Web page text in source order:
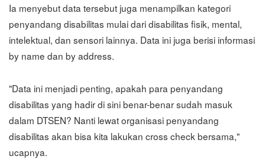
Ia menyebut data tersebut juga menampilkan kategori
penyandang disabilitas mulai dari disabilitas fisik, mental,
intelektual, dan sensori lainnya. Data ini juga berisi informasi
by name dan by address.
"Data ini menjadi penting, apakah para penyandang
disabilitas yang hadir di sini benar-benar sudah masuk
dalam DTSEN? Nanti lewat organisasi penyandang
disabilitas akan bisa kita lakukan cross check bersama,"
ucapnya.